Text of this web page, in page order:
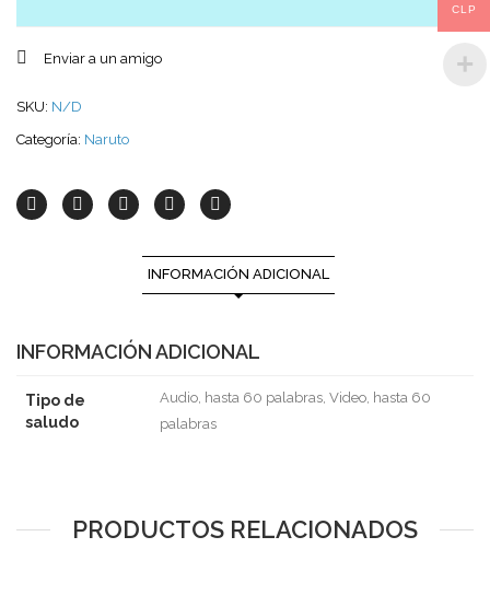
Enviar a un amigo
SKU: N/D
Categoría: Naruto
INFORMACIÓN ADICIONAL
INFORMACIÓN ADICIONAL
Tipo de
saludo
Audio, hasta 60 palabras, Video, hasta 60
palabras
PRODUCTOS RELACIONADOS
CLP